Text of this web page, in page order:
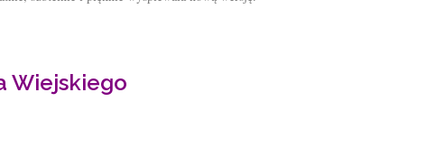
Wiejskiego